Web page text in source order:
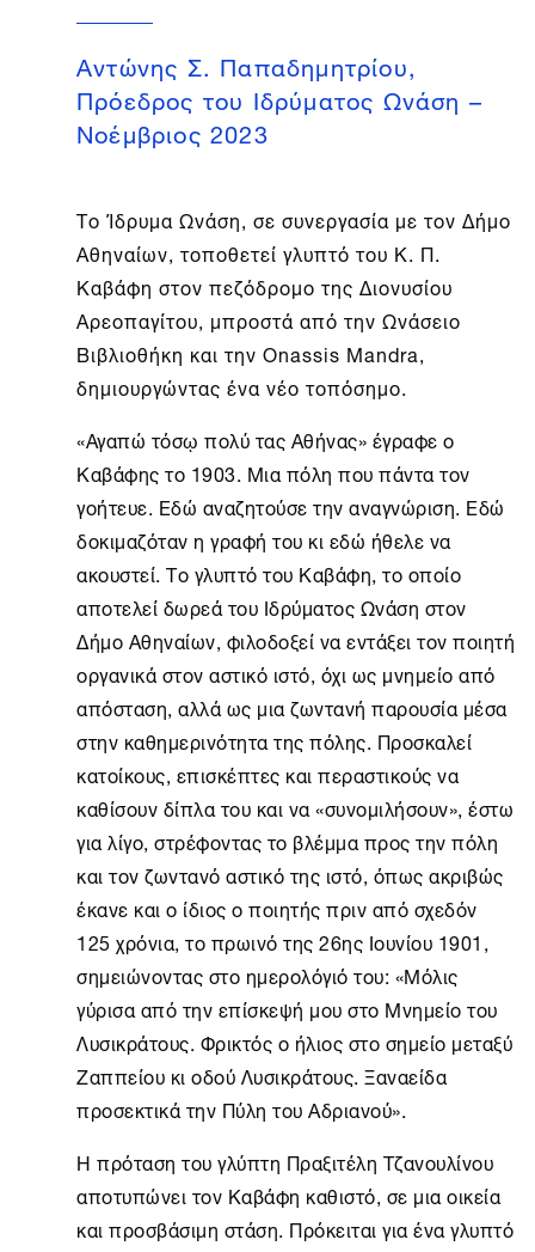
Aντώνης Σ. Παπαδημητρίου,
Πρόεδρος του Ιδρύματος Ωνάση –
Nοέμβριος 2023
Το Ίδρυμα Ωνάση, σε συνεργασία με τον Δήμο
Αθηναίων, τοποθετεί γλυπτό του Κ. Π.
Καβάφη στον πεζόδρομο της Διονυσίου
Αρεοπαγίτου, μπροστά από την Ωνάσειο
Βιβλιοθήκη και την Onassis Mandra,
δημιουργώντας ένα νέο τοπόσημο.
«Αγαπώ τόσῳ πολύ τας Αθήνας» έγραφε ο
Καβάφης το 1903. Μια πόλη που πάντα τον
γοήτευε. Εδώ αναζητούσε την αναγνώριση. Εδώ
δοκιμαζόταν η γραφή του κι εδώ ήθελε να
ακουστεί. Το γλυπτό του Καβάφη, το οποίο
αποτελεί δωρεά του Ιδρύματος Ωνάση στον
Δήμο Αθηναίων, φιλοδοξεί να εντάξει τον ποιητή
οργανικά στον αστικό ιστό, όχι ως μνημείο από
απόσταση, αλλά ως μια ζωντανή παρουσία μέσα
στην καθημερινότητα της πόλης. Προσκαλεί
κατοίκους, επισκέπτες και περαστικούς να
καθίσουν δίπλα του και να «συνομιλήσουν», έστω
για λίγο, στρέφοντας το βλέμμα προς την πόλη
και τον ζωντανό αστικό της ιστό, όπως ακριβώς
έκανε και ο ίδιος ο ποιητής πριν από σχεδόν
125 χρόνια, το πρωινό της 26ης Ιουνίου 1901,
σημειώνοντας στο ημερολόγιό του: «Μόλις
γύρισα από την επίσκεψή μου στο Μνημείο του
Λυσικράτους. Φρικτός ο ήλιος στο σημείο μεταξύ
Ζαππείου κι οδού Λυσικράτους. Ξαναείδα
προσεκτικά την Πύλη του Αδριανού».
Η πρόταση του γλύπτη Πραξιτέλη Τζανουλίνου
αποτυπώνει τον Καβάφη καθιστό, σε μια οικεία
και προσβάσιμη στάση. Πρόκειται για ένα γλυπτό